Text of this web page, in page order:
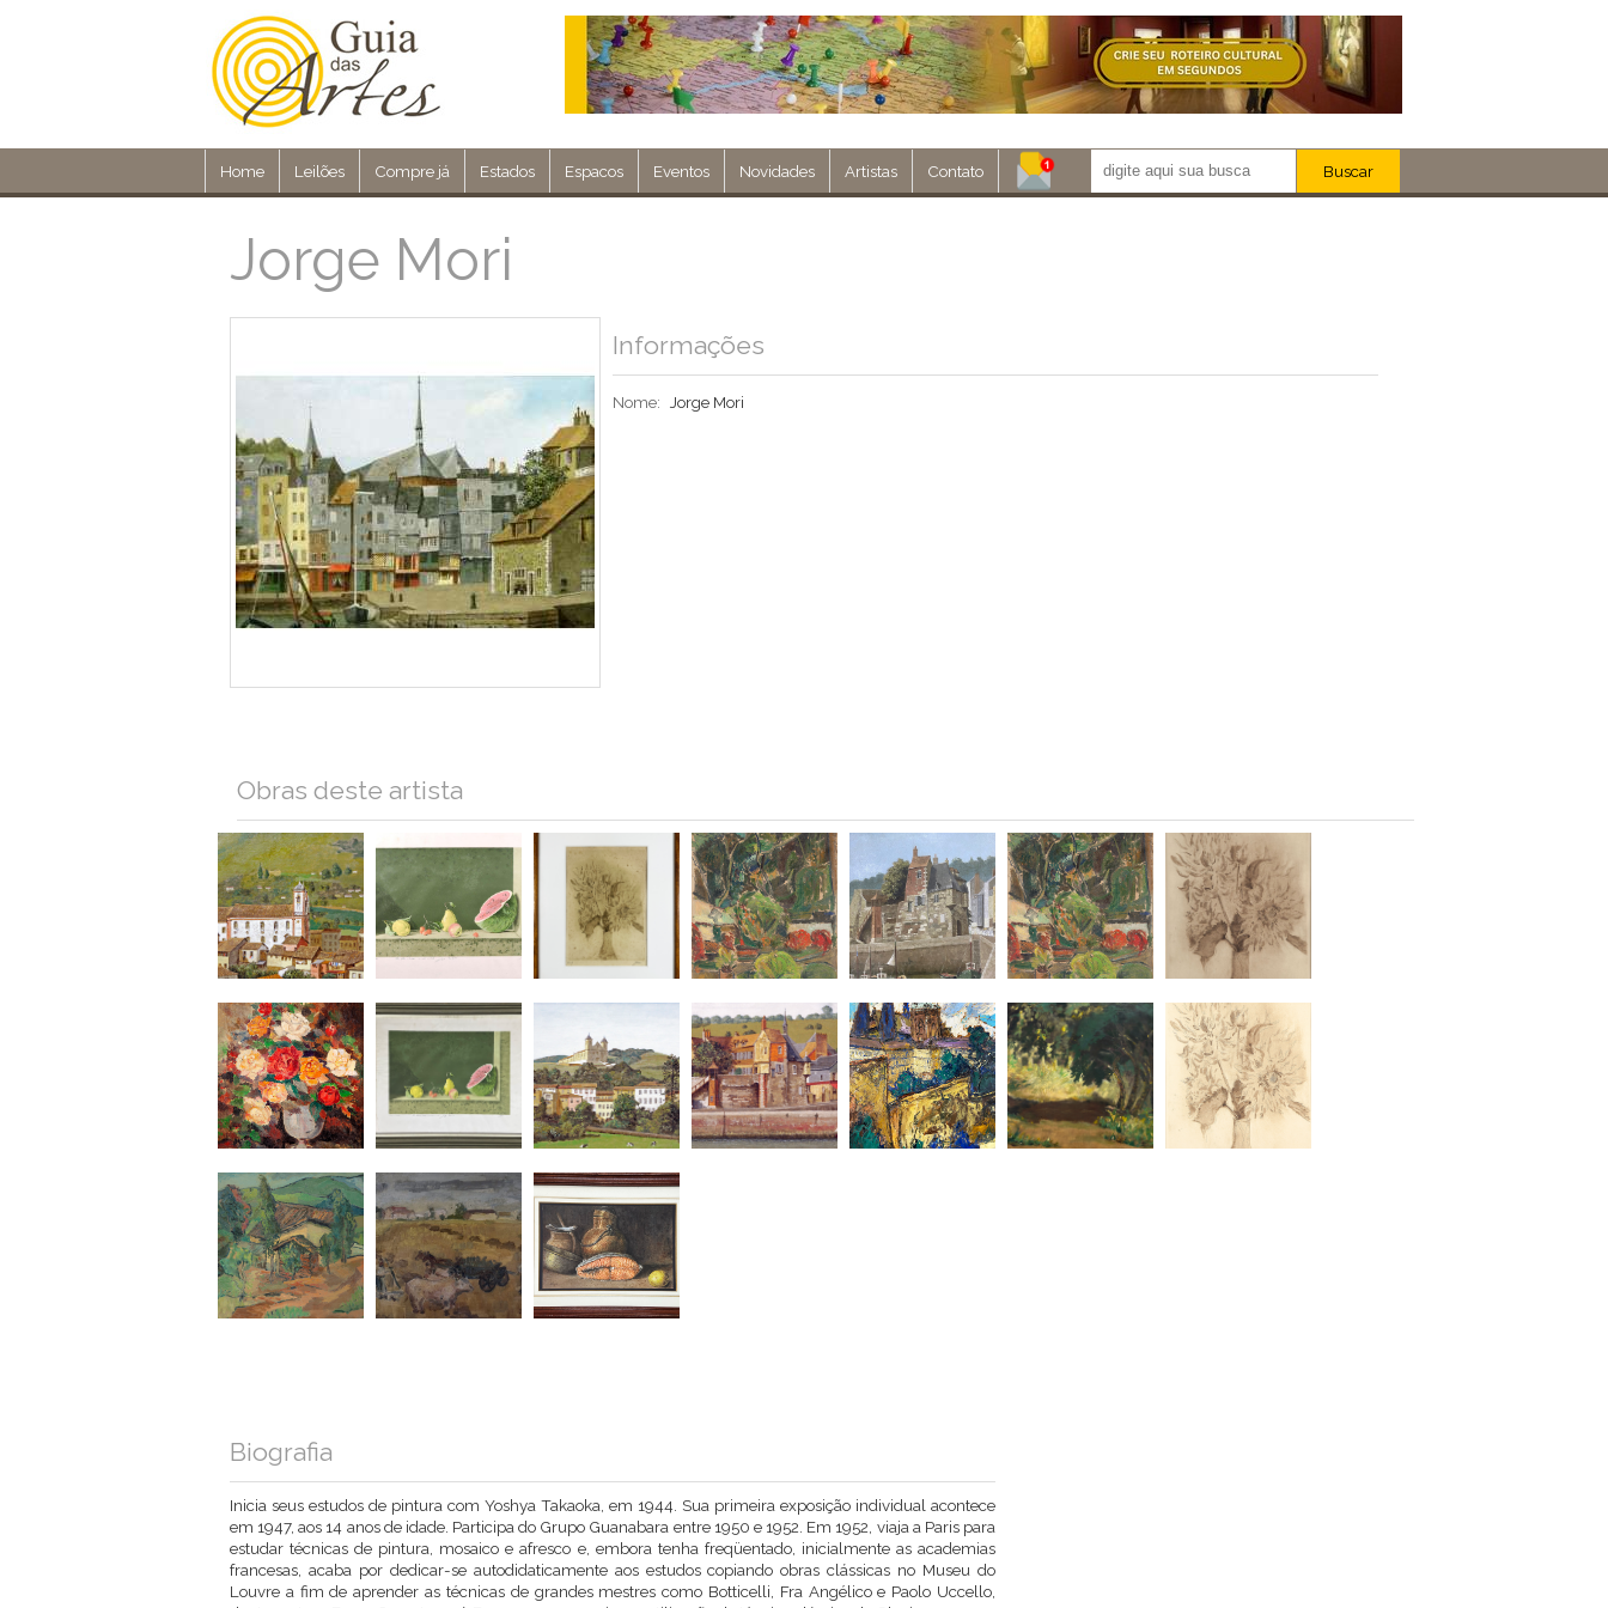
Home Leilões Compre já Estados Espacos Eventos Novidades Artistas Contato Buscar
Jorge Mori
Informações
Nome: Jorge Mori
Obras deste artista
Biografia
Inicia seus estudos de pintura com Yoshya Takaoka, em 1944. Sua primeira exposição individual acontece
em 1947, aos 14 anos de idade. Participa do Grupo Guanabara entre 1950 e 1952. Em 1952, viaja a Paris para
estudar técnicas de pintura, mosaico e afresco e, embora tenha freqüentado, inicialmente as academias
francesas, acaba por dedicar-se autodidaticamente aos estudos copiando obras clássicas no Museu do
Louvre a fim de aprender as técnicas de grandes mestres como Botticelli, Fra Angélico e Paolo Uccello,